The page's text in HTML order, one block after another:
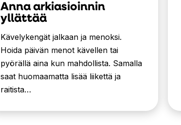
Anna arkiasioinnin
yllättää
Kävelykengät jalkaan ja menoksi.
Hoida päivän menot kävellen tai
pyörällä aina kun mahdollista. Samalla
saat huomaamatta lisää liikettä ja
raitista…